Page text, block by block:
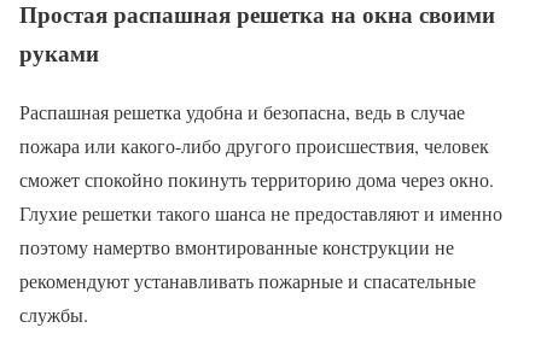
Простая распашная решетка на окна своими
руками
Распашная решетка удобна и безопасна, ведь в случае
пожара или какого-либо другого происшествия, человек
сможет спокойно покинуть территорию дома через окно.
Глухие решетки такого шанса не предоставляют и именно
поэтому намертво вмонтированные конструкции не
рекомендуют устанавливать пожарные и спасательные
службы.